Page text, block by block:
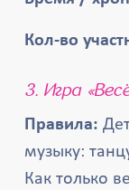
Кол-во
3. Игра
Правила:
музыку:
Как только